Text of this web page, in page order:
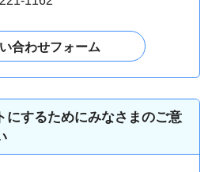
にするためにみなさまのご意